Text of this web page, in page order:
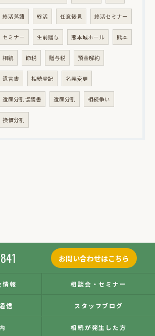
終活落語 終活 任意後見 終活セミナー
セミナー 生前贈与 熊本城ホール 熊本
相続 節税 贈与税 預金解約
遺言書 相続登記 名義変更
遺産分割協議書 遺産分割 相続争い
換価分割
お問い合わせはこちら
情報 相談会・セミナー
信 スタッフブログ
相続が発生した方